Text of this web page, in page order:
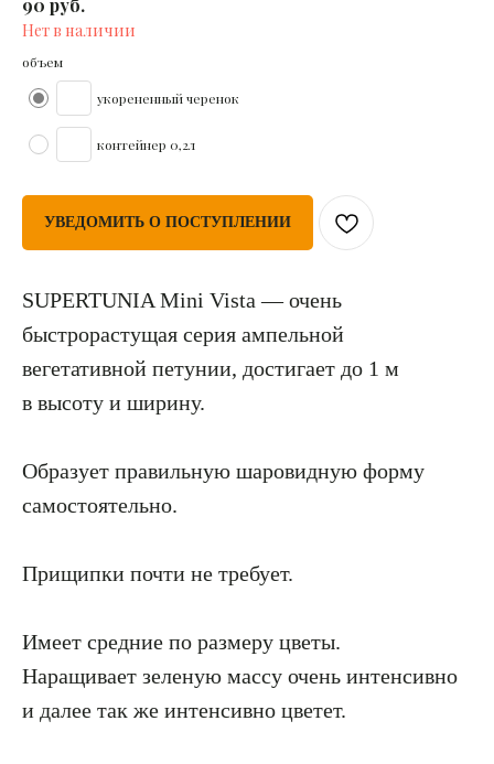
90 руб.
Нет в наличии
объем
укорененный черенок
контейнер 0,2л
УВЕДОМИТЬ О ПОСТУПЛЕНИИ
SUPERTUNIA Mini Vista — очень
быстрорастущая серия ампельной
вегетативной петунии, достигает до 1 м
в высоту и ширину.
Образует правильную шаровидную форму
самостоятельно.
Прищипки почти не требует.
Имеет средние по размеру цветы.
Наращивает зеленую массу очень интенсивно
и далее так же интенсивно цветет.